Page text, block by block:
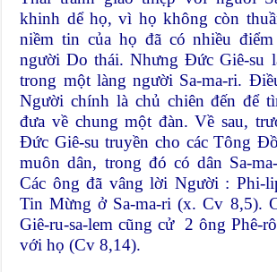
khinh dể họ, vì họ không còn
niềm tin của họ đã có nhiều
người Do thái. Nhưng Đức Giê-su
trong một làng người Sa-ma-ri.
Người chính là chủ chiên đến để
đưa về chung một đàn. Về sau,
Đức Giê-su truyền cho các Tông
muôn dân, trong đó có dân Sa-
Các ông đã vâng lời Người : Phi-
Tin Mừng ở Sa-ma-ri (x. Cv 8,5).
Giê-ru-sa-lem cũng cử 2 ông Phê-
với họ (Cv 8,14).